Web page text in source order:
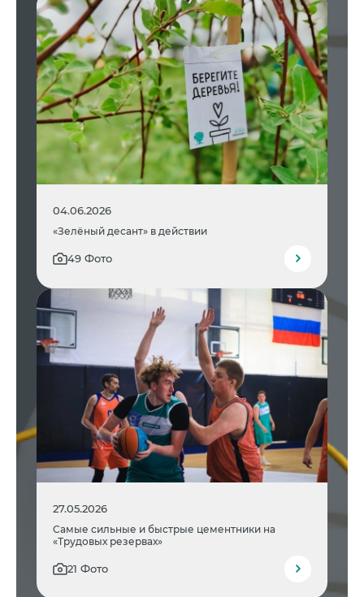
04.06.2026
«Зелёный десант» в действии
49 Фото
27.05.2026
Самые сильные и быстрые цементники на
«Трудовых резервах»
21 Фото